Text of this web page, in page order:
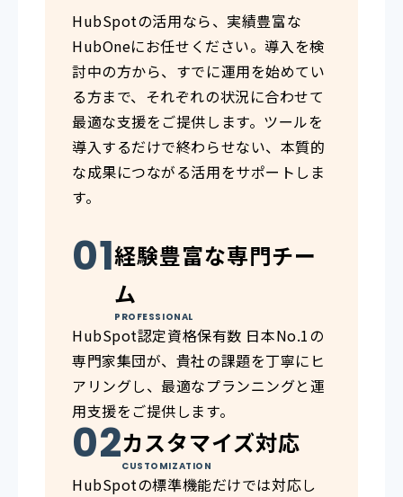
HubSpotの活用なら、実績豊富な
HubOneにお任せください。導入を検
討中の方から、すでに運用を始めてい
る方まで、それぞれの状況に合わせて
最適な支援をご提供します。ツールを
導入するだけで終わらせない、本質的
な成果につながる活用をサポートしま
す。
経験豊富な専門チー
ム
PROFESSIONAL
HubSpot認定資格保有数 日本No.1の
専門家集団が、貴社の課題を丁寧にヒ
アリングし、最適なプランニングと運
用支援をご提供します。
カスタマイズ対応
CUSTOMIZATION
HubSpotの標準機能だけでは対応し